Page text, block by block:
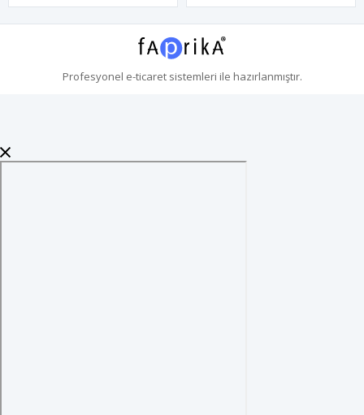
Profesyonel e-ticaretsistemleri ile hazırlanmıştır.